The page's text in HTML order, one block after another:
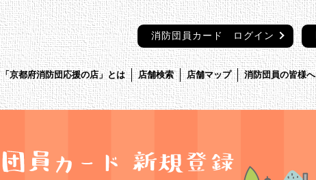
消防団員カード ログイン
「京都府消防団応援の店」とは 店舗検索 店舗マップ 消防団員の皆様へ